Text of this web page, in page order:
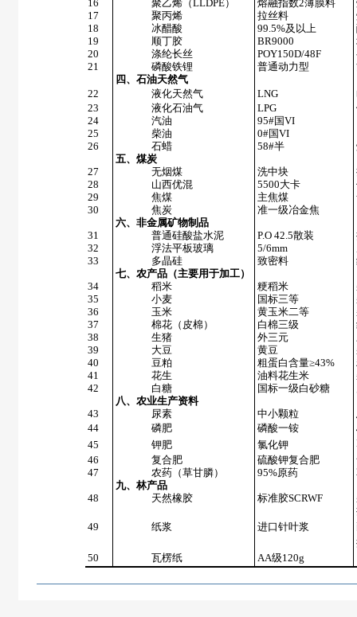
16
聚乙烯（LLDPE） 熔融指数2薄膜料
17
聚丙烯 拉丝料
18
冰醋酸 99.5%及以上
19
顺丁胶 BR9000
20
涤纶长丝 POY150D/48F
21
磷酸铁锂 普通动力型
四、石油天然气
22
液化天然气 LNG
23
液化石油气 LPG
24
汽油 95#国VI
25
柴油 0#国VI
26
石蜡 58#半
五、煤炭
27
无烟煤 洗中块
28
山西优混 5500大卡
29
焦煤 主焦煤
30
焦炭 准一级冶金焦
六、非金属矿物制品
31
普通硅酸盐水泥 P.O 42.5散装
32
浮法平板玻璃 5/6mm
33
多晶硅 致密料
七、农产品（主要用于加工）
34
稻米 粳稻米
35
小麦 国标三等
36
玉米 黄玉米二等
37
棉花（皮棉） 白棉三级
38
生猪 外三元
39
大豆 黄豆
40
豆粕 粗蛋白含量≥43%
41
花生 油料花生米
42
白糖 国标一级白砂糖
八、农业生产资料
43
尿素 中小颗粒
44
磷肥 磷酸一铵
45
钾肥 氯化钾
46
复合肥 硫酸钾复合肥
47
农药（草甘膦） 95%原药
九、林产品
48
天然橡胶 标准胶SCRWF
49 纸浆 进口针叶浆
50
瓦楞纸 AA级120g